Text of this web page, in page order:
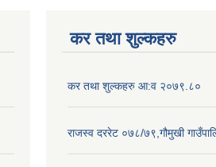
कर तथा शुल्कहरु
कर तथा शुल्कहरु आ:व २०७९.८०
राजस्व दररेट ०७८/७९,गौमुखी